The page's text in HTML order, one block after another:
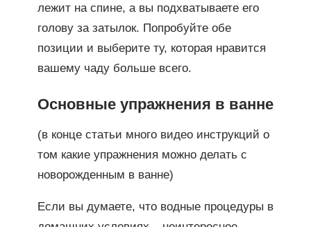
лежит на спине, а вы подхватываете его
голову за затылок. Попробуйте обе
позиции и выберите ту, которая нравится
вашему чаду больше всего.
Основные упражнения в ванне
(в конце статьи много видео инструкций о
том какие упражнения можно делать с
новорожденным в ванне)
Если вы думаете, что водные процедуры в